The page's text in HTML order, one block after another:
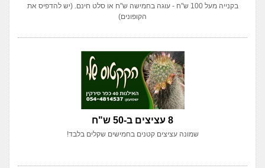
בקנייה מעל 100 ש"ח - עוגה בחמישה ש"ח או סלט חינם. (יש להדפיס את
הקופונים)
8 עציצים ב-50 ש"ח
שמונה עציצים קטנים בחמישים שקלים בלבד!